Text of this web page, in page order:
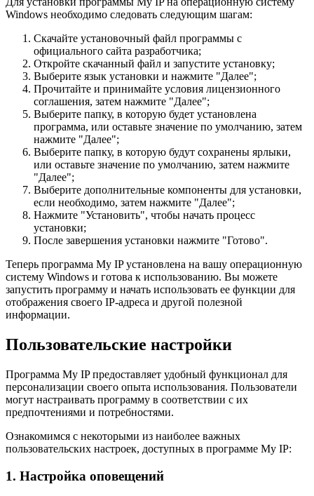
Windows необходимо следовать следующим шагам:
Скачайте установочный файл программы с
официального сайта разработчика;
Откройте скачанный файл и запустите установку;
Выберите язык установки и нажмите "Далее";
Прочитайте и принимайте условия лицензионного
соглашения, затем нажмите "Далее";
Выберите папку, в которую будет установлена
программа, или оставьте значение по умолчанию, затем
нажмите "Далее";
Выберите папку, в которую будут сохранены ярлыки,
или оставьте значение по умолчанию, затем нажмите
"Далее";
Выберите дополнительные компоненты для установки,
если необходимо, затем нажмите "Далее";
Нажмите "Установить", чтобы начать процесс
установки;
После завершения установки нажмите "Готово".
Теперь программа My IP установлена на вашу операционную
систему Windows и готова к использованию. Вы можете
запустить программу и начать использовать ее функции для
отображения своего IP-адреса и другой полезной
информации.
Пользовательские настройки
Программа My IP предоставляет удобный функционал для
персонализации своего опыта использования. Пользователи
могут настраивать программу в соответствии с их
предпочтениями и потребностями.
Ознакомимся с некоторыми из наиболее важных
пользовательских настроек, доступных в программе My IP:
1. Настройка оповещений